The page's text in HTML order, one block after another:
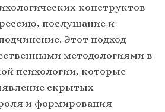
конструктов
послушание и
Этот подход
методологиями в
психологии, которые
скрытых
и формирования